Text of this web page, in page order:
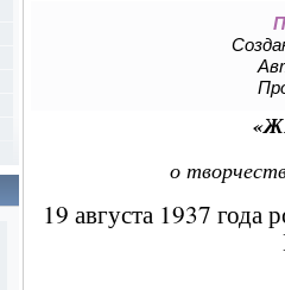
о
19 августа 1937 года